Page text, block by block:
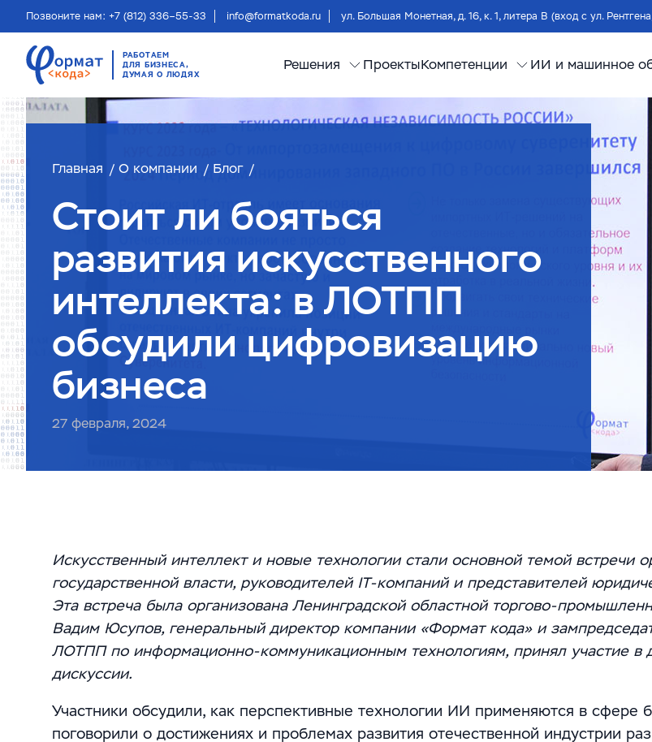
Позвоните нам: +7 (812) 336–55-33 info@formatkoda.ru ул. Большая Монетная, д. 16, к. 1, литера В (вход с ул.
РАБОТАЕМ
ДЛЯ БИЗНЕСА,
ДУМАЯ О ЛЮДЯХ
Решения ПроектыКомпетенции ИИ и машинное
Главная О компании Блог
Стоит ли бояться
развития искусственного
интеллекта: в ЛОТПП
обсудили цифровизацию
бизнеса
27 февраля, 2024
Искусственный интеллект и новые технологии стали основной темой встречи
государственной власти, руководителей IT-компаний и представителей
Эта встреча была организована Ленинградской областной торгово-
Вадим Юсупов, генеральный директор компании «Формат кода» и
ЛОТПП по информационно-коммуникационным технологиям, принял участие в
дискуссии.
Участники обсудили, как перспективные технологии ИИ применяются в сфере
поговорили о достижениях и проблемах развития отечественной индустрии